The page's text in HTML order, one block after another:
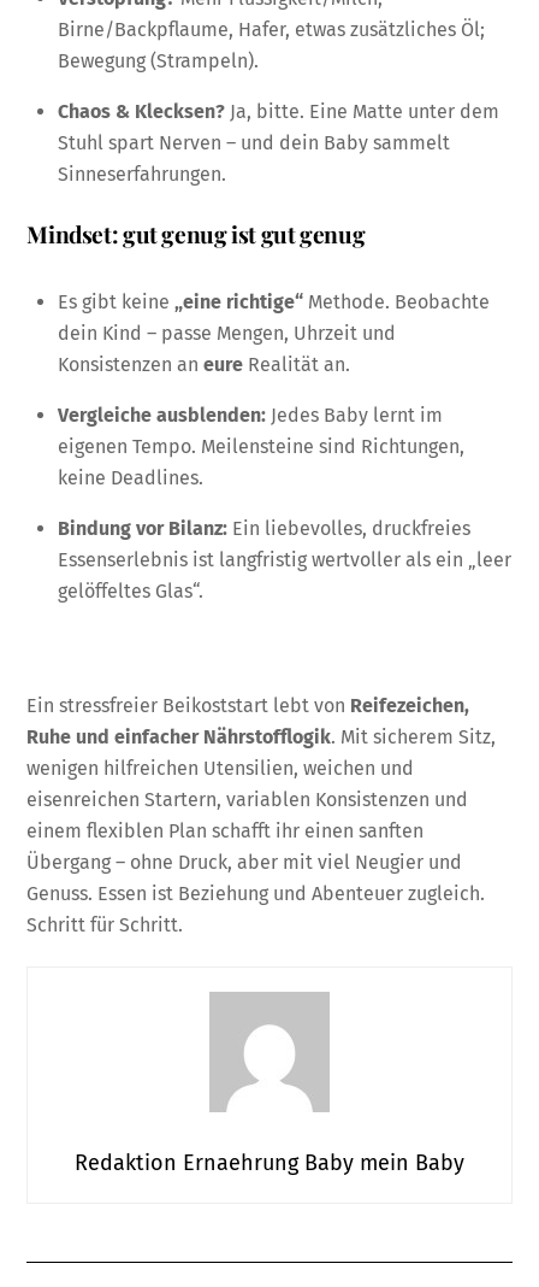
Birne/Backpflaume, Hafer, etwas zusätzliches Öl;
Bewegung (Strampeln).
Chaos & Klecksen? Ja, bitte. Eine Matte unter dem
Stuhl spart Nerven – und dein Baby sammelt
Sinneserfahrungen.
Mindset: gut genug ist gut genug
Es gibt keine „eine richtige“ Methode. Beobachte
dein Kind – passe Mengen, Uhrzeit und
Konsistenzen an eure Realität an.
Vergleiche ausblenden: Jedes Baby lernt im
eigenen Tempo. Meilensteine sind Richtungen,
keine Deadlines.
Bindung vor Bilanz: Ein liebevolles, druckfreies
Essenserlebnis ist langfristig wertvoller als ein „leer
gelöffeltes Glas“.
Ein stressfreier Beikoststart lebt von Reifezeichen,
Ruhe und einfacher Nährstofflogik. Mit sicherem Sitz,
wenigen hilfreichen Utensilien, weichen und
eisenreichen Startern, variablen Konsistenzen und
einem flexiblen Plan schafft ihr einen sanften
Übergang – ohne Druck, aber mit viel Neugier und
Genuss. Essen ist Beziehung und Abenteuer zugleich.
Schritt für Schritt.
Redaktion Ernaehrung Baby mein Baby